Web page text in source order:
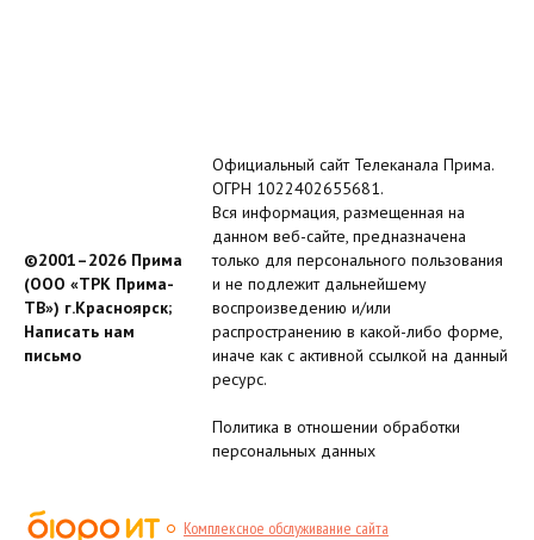
©2001–2026 Прима
(ООО «ТРК Прима-
ТВ») г.Красноярск;
Написать нам
письмо
Официальный сайт Телеканала Прима.
ОГРН 1022402655681.
Вся информация, размещенная на
данном веб-сайте, предназначена
только для персонального пользования
и не подлежит дальнейшему
воспроизведению и/или
распространению в какой-либо форме,
иначе как с активной ссылкой на данный
ресурс.
Политика в отношении обработки
персональных данных
Комплексное обслуживание сайта